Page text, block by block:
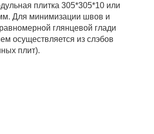
плитка 305*305*10 или
Для минимизации швов и
глянцевой глади
осуществляется из слэбов
плит).